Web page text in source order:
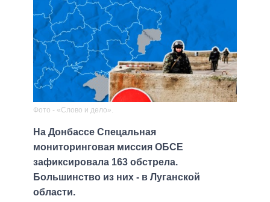
Фото - «Слово и дело».
На Донбассе Спецальная
мониторинговая миссия ОБСЕ
зафиксировала 163 обстрела.
Большинство из них - в Луганской
области.